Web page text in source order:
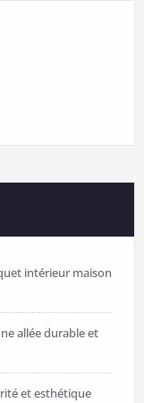
intérieur maison
allée durable et
et esthétique